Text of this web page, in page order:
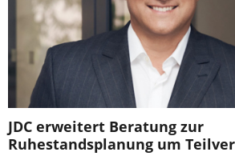
JDC erweitert Beratung zur
Ruhestandsplanung um